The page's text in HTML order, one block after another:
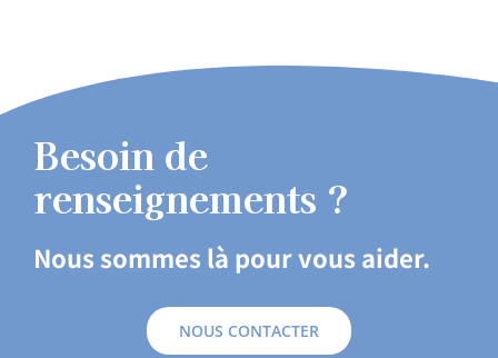
Besoin de
renseignements ?
Nous sommes là pour vous aider.
NOUS CONTACTER